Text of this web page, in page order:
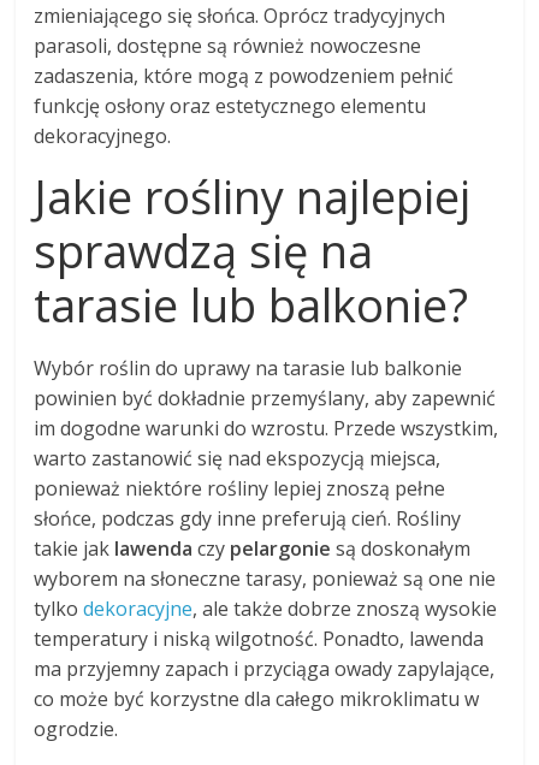
zmieniającego się słońca. Oprócz tradycyjnych
parasoli, dostępne są również nowoczesne
zadaszenia, które mogą z powodzeniem pełnić
funkcję osłony oraz estetycznego elementu
dekoracyjnego.
Jakie rośliny najlepiej
sprawdzą się na
tarasie lub balkonie?
Wybór roślin do uprawy na tarasie lub balkonie
powinien być dokładnie przemyślany, aby zapewnić
im dogodne warunki do wzrostu. Przede wszystkim,
warto zastanowić się nad ekspozycją miejsca,
ponieważ niektóre rośliny lepiej znoszą pełne
słońce, podczas gdy inne preferują cień. Rośliny
takie jak lawenda czy pelargonie są doskonałym
wyborem na słoneczne tarasy, ponieważ są one nie
tylkodekoracyjne, ale także dobrze znoszą wysokie
temperatury i niską wilgotność. Ponadto, lawenda
ma przyjemny zapach i przyciąga owady zapylające,
co może być korzystne dla całego mikroklimatu w
ogrodzie.